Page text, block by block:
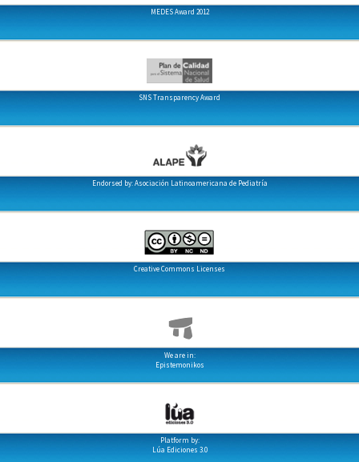
MEDES Award 2012
SNS Transparency Award
Endorsed by: Asociación Latinoamericana de Pediatría
Creative Commons Licenses
We are in:
Epistemonikos
Platform by:
Lúa Ediciones 3.0